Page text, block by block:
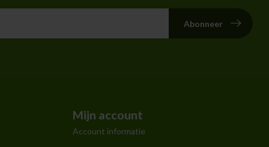
Abonneer
Mijn account
Account informatie